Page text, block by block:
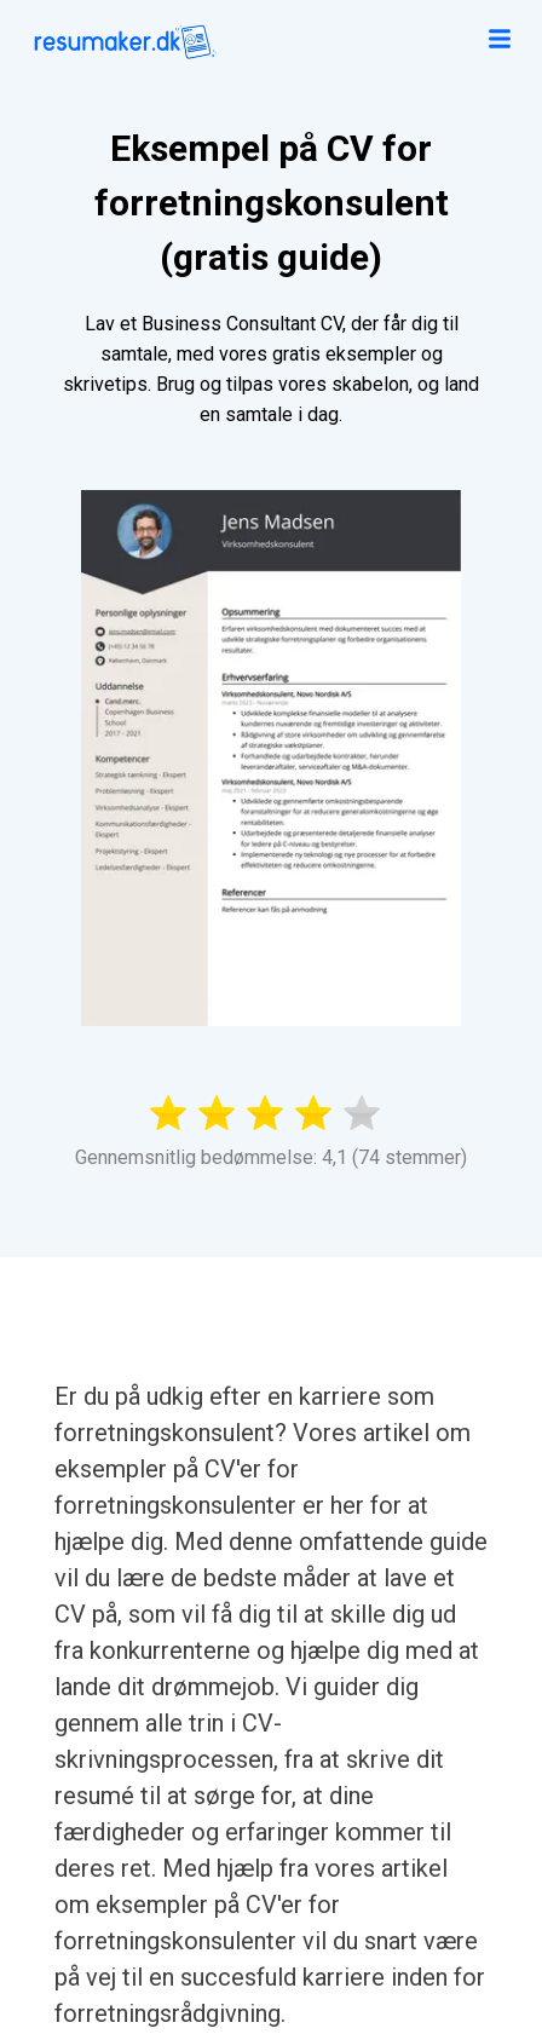
Eksempel på CV for
forretningskonsulent
(gratis guide)
Lav et Business Consultant CV, der får dig til
samtale, med vores gratis eksempler og
skrivetips. Brug og tilpas vores skabelon, og land
en samtale i dag.
Gennemsnitlig bedømmelse: 4,1 (74 stemmer)
Er du på udkig efter en karriere som
forretningskonsulent? Vores artikel om
eksempler på CV'er for
forretningskonsulenter er her for at
hjælpe dig. Med denne omfattende guide
vil du lære de bedste måder at lave et
CV på, som vil få dig til at skille dig ud
fra konkurrenterne og hjælpe dig med at
lande dit drømmejob. Vi guider dig
gennem alle trin i CV-
skrivningsprocessen, fra at skrive dit
resumé til at sørge for, at dine
færdigheder og erfaringer kommer til
deres ret. Med hjælp fra vores artikel
om eksempler på CV'er for
forretningskonsulenter vil du snart være
på vej til en succesfuld karriere inden for
forretningsrådgivning.